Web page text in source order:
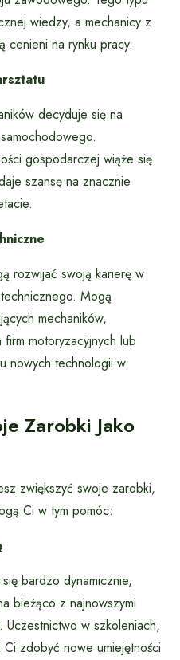
wiedzy, a mechanicy z
cenieni na rynku pracy.
decyduje się na
gospodarczej wiąże się
szansę na znacznie
rozwijać swoją karierę w
Mogą
mechaników,
motoryzacyjnych lub
nowych technologii w
Zarobki Jako
zwiększyć swoje zarobki,
Ci w tym pomóc:
bardzo dynamicznie,
bieżąco z najnowszymi
Uczestnictwo w szkoleniach,
zdobyć nowe umiejętności